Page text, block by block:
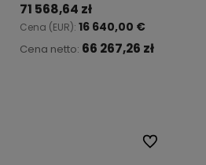
71 568,64 zł
Cena (EUR): 16 640,00 €
Cena netto: 66 267,26 zł
Do ulubionych